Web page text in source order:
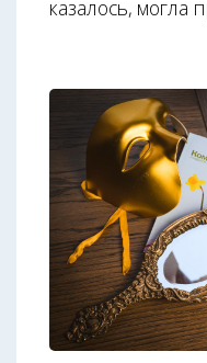
казалось, могла